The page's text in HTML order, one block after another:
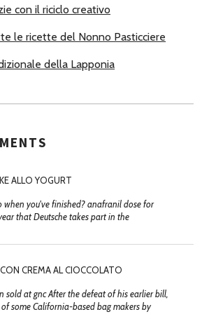
con il riciclo creativo
le ricette del Nonno Pasticciere
della Lapponia
ALLO YOGURT
you've finished? anafranil dose for
that Deutsche takes part in the
CREMA AL CIOCCOLATO
sold at gnc After the defeat of his earlier bill,
some California-based bag makers by